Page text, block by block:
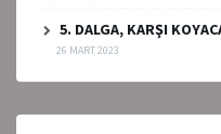
5. DALGA, KARŞI
26 MART 2023